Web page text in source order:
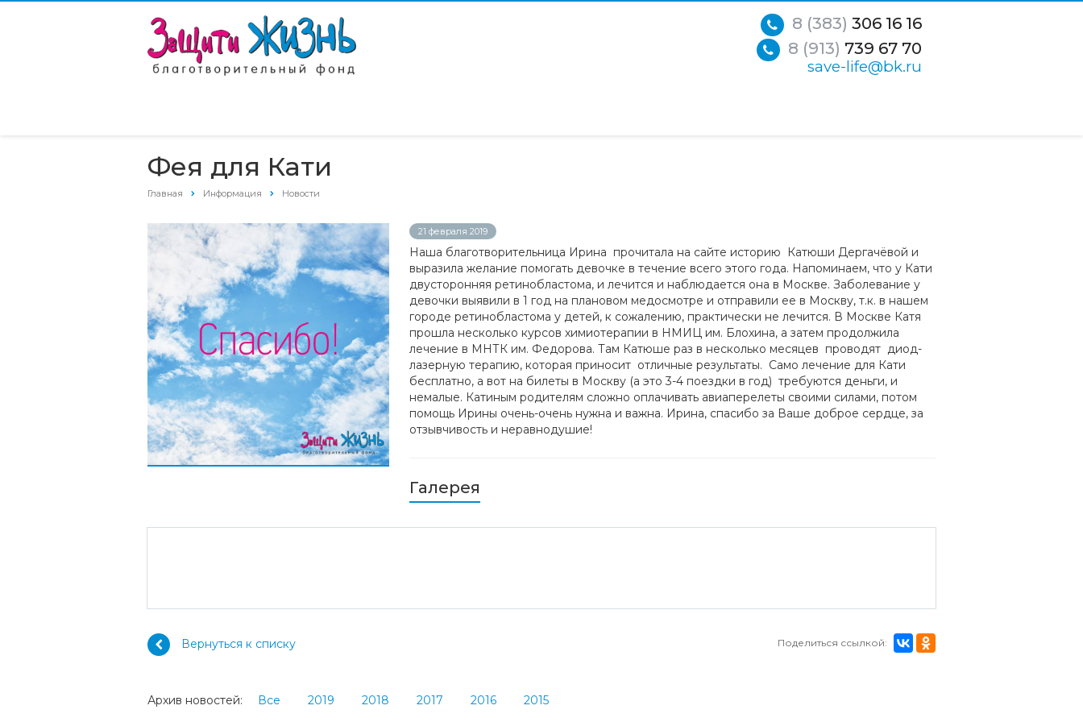
8 (383) 306 16 16
8 (913) 739 67 70
save-life@bk.ru
Фея для Кати
Главная Информация Новости
21 февраля 2019
Наша благотворительница Ирина прочитала на сайте историю Катюши Дергачёвой и
выразила желание помогать девочке в течение всего этого года. Напоминаем, что у Кати
двусторонняя ретинобластома, и лечится и наблюдается она в Москве. Заболевание у
девочки выявили в 1 год на плановом медосмотре и отправили ее в Москву, т.к. в нашем
городе ретинобластома у детей, к сожалению, практически не лечится. В Москве Катя
прошла несколько курсов химиотерапии в НМИЦ им. Блохина, а затем продолжила
лечение в МНТК им. Федорова. Там Катюше раз в несколько месяцев проводят диод-
лазерную терапию, которая приносит отличные результаты. Само лечение для Кати
бесплатно, а вот на билеты в Москву (а это 3-4 поездки в год) требуются деньги, и
немалые. Катиным родителям сложно оплачивать авиаперелеты своими силами, потом
помощь Ирины очень-очень нужна и важна. Ирина, спасибо за Ваше доброе сердце, за
отзывчивость и неравнодушие!
Галерея
Поделиться ссылкой:
Вернуться к списку
Архив новостей: Все 2019 2018 2017 2016 2015